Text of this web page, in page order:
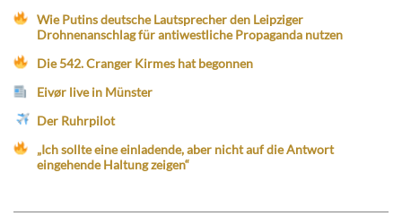
Wie Putins deutsche Lautsprecher den Leipziger
Drohnenanschlag für antiwestliche Propaganda nutzen
Die 542. Cranger Kirmes hat begonnen
Eivør live in Münster
Der Ruhrpilot
„Ich sollte eine einladende, aber nicht auf die Antwort
eingehende Haltung zeigen“